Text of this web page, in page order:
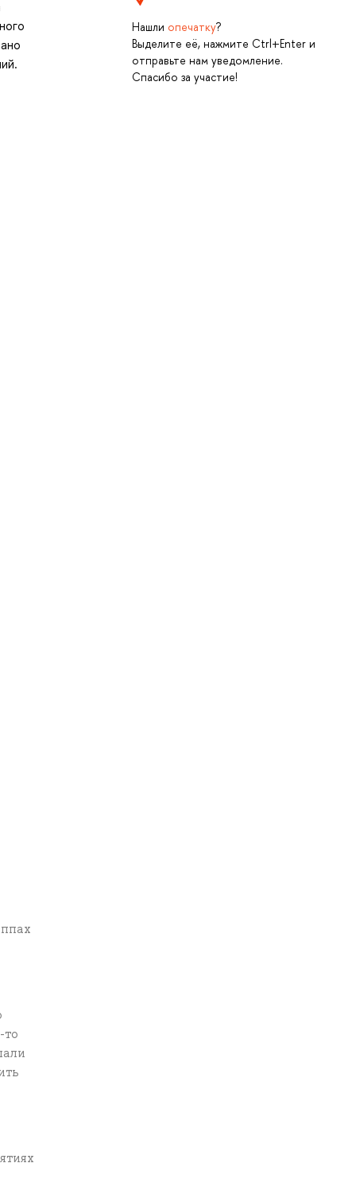
Нашли опечатку?
Выделите её, нажмите Ctrl+Enter и
отправьте нам уведомление.
Спасибо за участие!